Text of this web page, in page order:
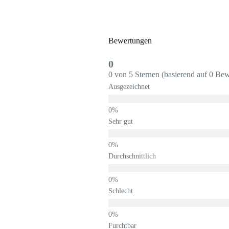
Bewertungen
0
0 von 5 Sternen (basierend auf 0
Ausgezeichnet
Sehr gut
Durchschnittlich
Schlecht
Furchtbar